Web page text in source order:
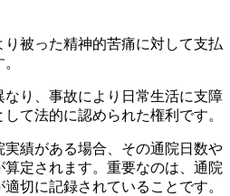
被った精神的苦痛に対して支払
り、事故により日常生活に支障
て法的に認められた権利です。
績がある場合、その通院日数や
定されます。重要なのは、通院
切に記録されていることです。